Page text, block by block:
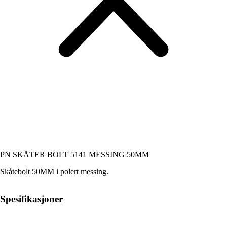
PN SKÅTER BOLT 5141 MESSING 50MM
Skåtebolt 50MM i polert messing.
Spesifikasjoner